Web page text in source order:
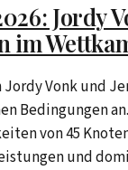
Jordy
im
Vonk und
Bedingungen
von 45
und